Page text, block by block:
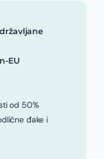
EU
od 50%
đake i